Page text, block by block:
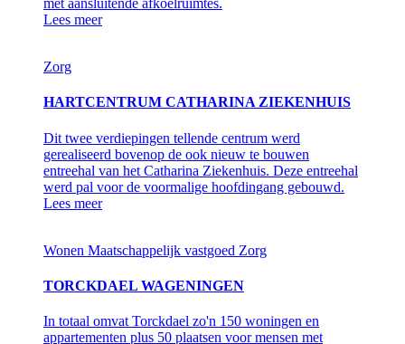
met aansluitende afkoelruimtes.
Lees meer
Zorg
HARTCENTRUM CATHARINA ZIEKENHUIS
Dit twee verdiepingen tellende centrum werd
gerealiseerd bovenop de ook nieuw te bouwen
entreehal van het Catharina Ziekenhuis. Deze entreehal
werd pal voor de voormalige hoofdingang gebouwd.
Lees meer
Wonen Maatschappelijk vastgoed Zorg
TORCKDAEL WAGENINGEN
In totaal omvat Torckdael zo'n 150 woningen en
appartementen plus 50 plaatsen voor mensen met